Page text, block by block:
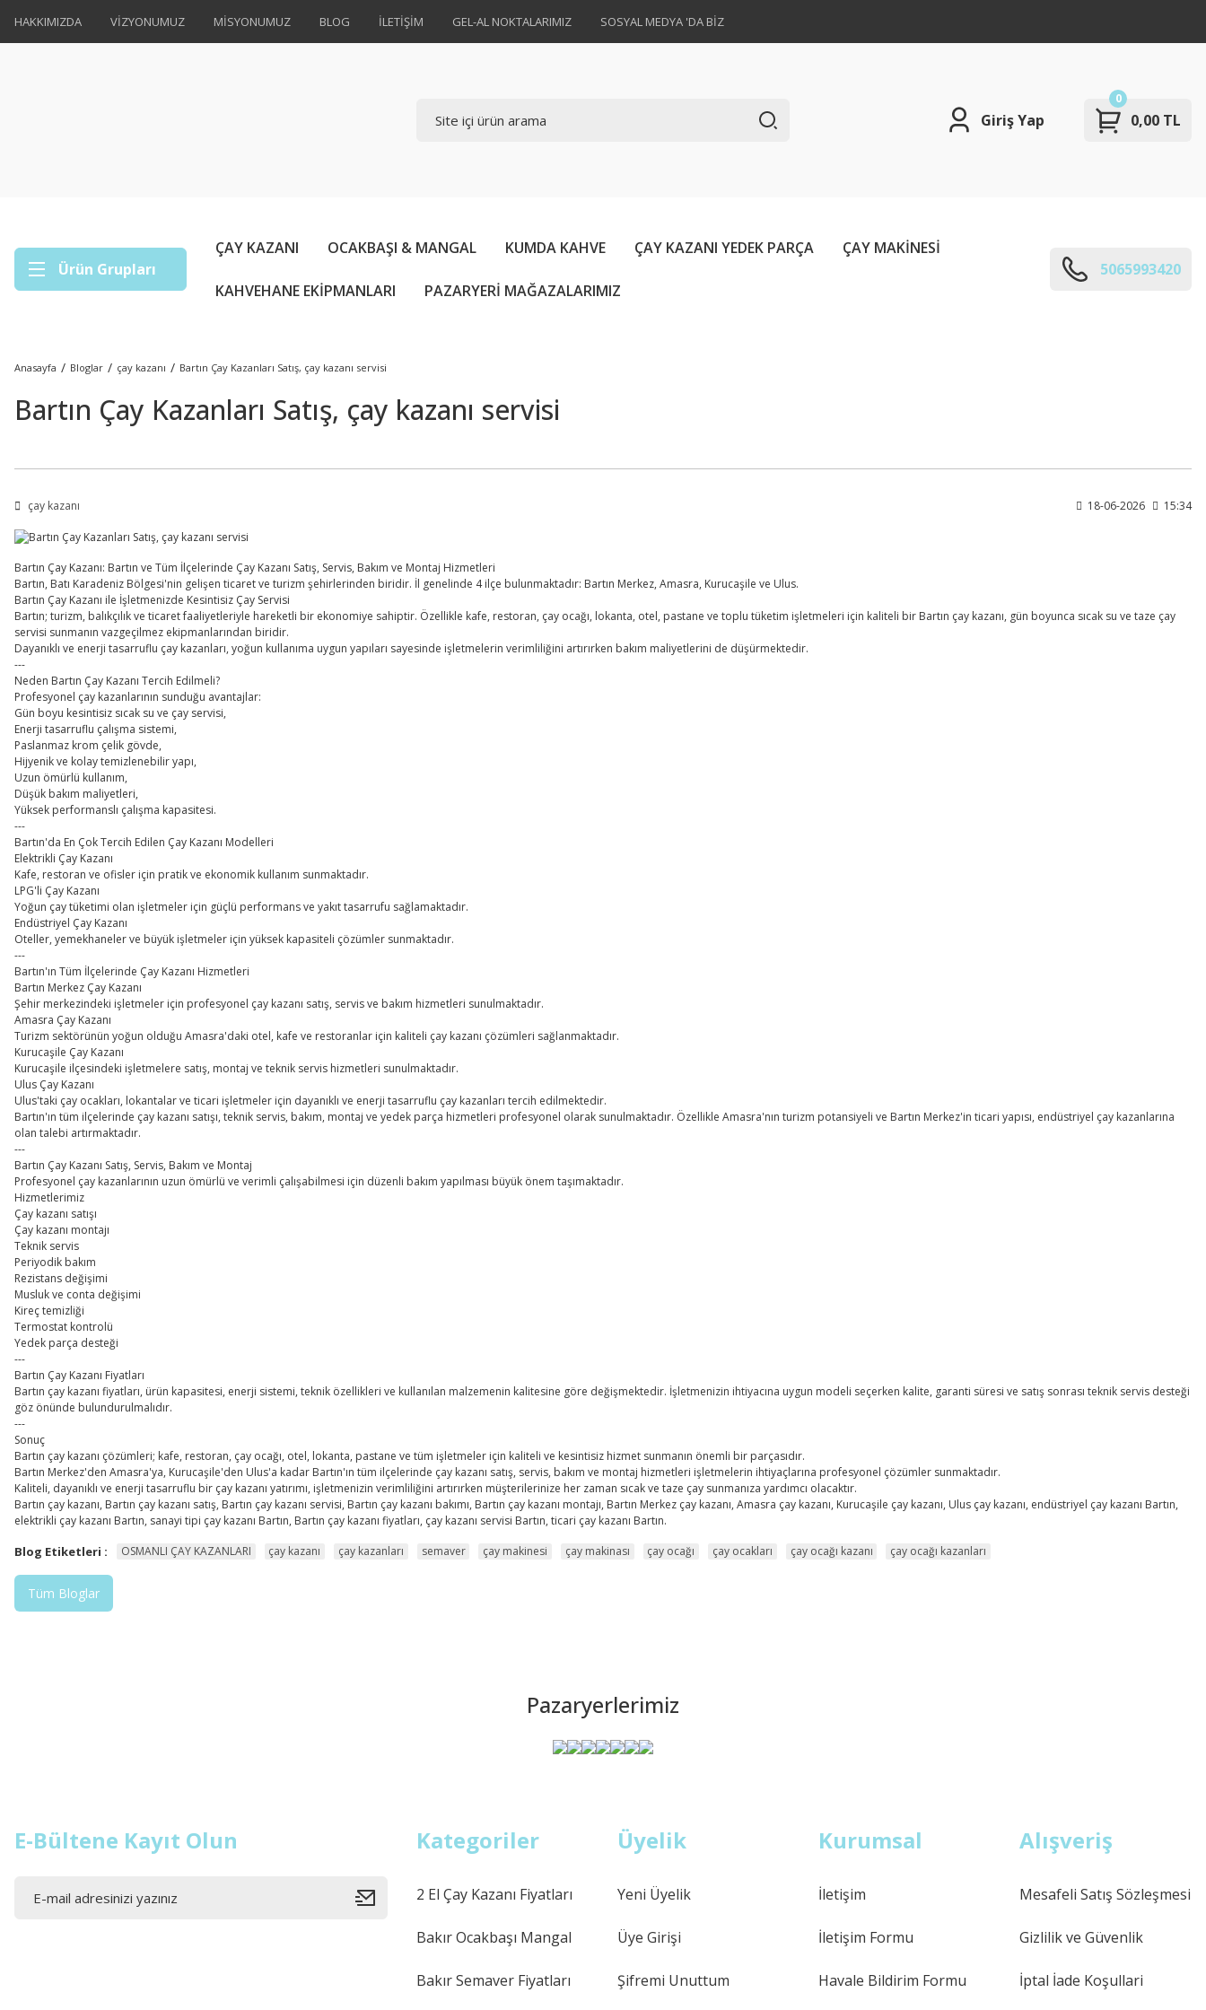
HAKKIMIZDA VİZYONUMUZ MİSYONUMUZ BLOG İLETİŞİM GEL-AL NOKTALARIMIZ SOSYAL MEDYA 'DA BİZ
Giriş Yap 0,00 TL
0
Ürün Grupları
ÇAY KAZANI OCAKBAŞI & MANGAL KUMDA KAHVE ÇAY KAZANI YEDEK PARÇA ÇAY MAKİNESİ
KAHVEHANE EKİPMANLARI PAZARYERİ MAĞAZALARIMIZ
5065993420
Anasayfa Bloglar çay kazanı Bartın Çay Kazanları Satış, çay kazanı servisi
Bartın Çay Kazanları Satış, çay kazanı servisi
çay kazanı 18-06-2026 15:34
Bartın Çay Kazanı: Bartın ve Tüm İlçelerinde Çay Kazanı Satış, Servis, Bakım ve Montaj Hizmetleri
Bartın, Batı Karadeniz Bölgesi'nin gelişen ticaret ve turizm şehirlerinden biridir. İl genelinde 4 ilçe bulunmaktadır: Bartın Merkez, Amasra, Kurucaşile ve Ulus.
Bartın Çay Kazanı ile İşletmenizde Kesintisiz Çay Servisi
Bartın; turizm, balıkçılık ve ticaret faaliyetleriyle hareketli bir ekonomiye sahiptir. Özellikle kafe, restoran, çay ocağı, lokanta, otel, pastane ve toplu tüketim işletmeleri için kaliteli bir Bartın çay kazanı, gün boyunca sıcak su ve taze çay
servisi sunmanın vazgeçilmez ekipmanlarından biridir.
Dayanıklı ve enerji tasarruflu çay kazanları, yoğun kullanıma uygun yapıları sayesinde işletmelerin verimliliğini artırırken bakım maliyetlerini de düşürmektedir.
---
Neden Bartın Çay Kazanı Tercih Edilmeli?
Profesyonel çay kazanlarının sunduğu avantajlar:
Gün boyu kesintisiz sıcak su ve çay servisi,
Enerji tasarruflu çalışma sistemi,
Paslanmaz krom çelik gövde,
Hijyenik ve kolay temizlenebilir yapı,
Uzun ömürlü kullanım,
Düşük bakım maliyetleri,
Yüksek performanslı çalışma kapasitesi.
---
Bartın'da En Çok Tercih Edilen Çay Kazanı Modelleri
Elektrikli Çay Kazanı
Kafe, restoran ve ofisler için pratik ve ekonomik kullanım sunmaktadır.
LPG'li Çay Kazanı
Yoğun çay tüketimi olan işletmeler için güçlü performans ve yakıt tasarrufu sağlamaktadır.
Endüstriyel Çay Kazanı
Oteller, yemekhaneler ve büyük işletmeler için yüksek kapasiteli çözümler sunmaktadır.
---
Bartın'ın Tüm İlçelerinde Çay Kazanı Hizmetleri
Bartın Merkez Çay Kazanı
Şehir merkezindeki işletmeler için profesyonel çay kazanı satış, servis ve bakım hizmetleri sunulmaktadır.
Amasra Çay Kazanı
Turizm sektörünün yoğun olduğu Amasra'daki otel, kafe ve restoranlar için kaliteli çay kazanı çözümleri sağlanmaktadır.
Kurucaşile Çay Kazanı
Kurucaşile ilçesindeki işletmelere satış, montaj ve teknik servis hizmetleri sunulmaktadır.
Ulus Çay Kazanı
Ulus'taki çay ocakları, lokantalar ve ticari işletmeler için dayanıklı ve enerji tasarruflu çay kazanları tercih edilmektedir.
Bartın'ın tüm ilçelerinde çay kazanı satışı, teknik servis, bakım, montaj ve yedek parça hizmetleri profesyonel olarak sunulmaktadır. Özellikle Amasra'nın turizm potansiyeli ve Bartın Merkez'in ticari yapısı, endüstriyel çay kazanlarına
olan talebi artırmaktadır.
---
Bartın Çay Kazanı Satış, Servis, Bakım ve Montaj
Profesyonel çay kazanlarının uzun ömürlü ve verimli çalışabilmesi için düzenli bakım yapılması büyük önem taşımaktadır.
Hizmetlerimiz
Çay kazanı satışı
Çay kazanı montajı
Teknik servis
Periyodik bakım
Rezistans değişimi
Musluk ve conta değişimi
Kireç temizliği
Termostat kontrolü
Yedek parça desteği
---
Bartın Çay Kazanı Fiyatları
Bartın çay kazanı fiyatları, ürün kapasitesi, enerji sistemi, teknik özellikleri ve kullanılan malzemenin kalitesine göre değişmektedir. İşletmenizin ihtiyacına uygun modeli seçerken kalite, garanti süresi ve satış sonrası teknik servis desteği
göz önünde bulundurulmalıdır.
---
Sonuç
Bartın çay kazanı çözümleri; kafe, restoran, çay ocağı, otel, lokanta, pastane ve tüm işletmeler için kaliteli ve kesintisiz hizmet sunmanın önemli bir parçasıdır.
Bartın Merkez'den Amasra'ya, Kurucaşile'den Ulus'a kadar Bartın'ın tüm ilçelerinde çay kazanı satış, servis, bakım ve montaj hizmetleri işletmelerin ihtiyaçlarına profesyonel çözümler sunmaktadır.
Kaliteli, dayanıklı ve enerji tasarruflu bir çay kazanı yatırımı, işletmenizin verimliliğini artırırken müşterilerinize her zaman sıcak ve taze çay sunmanıza yardımcı olacaktır.
Bartın çay kazanı, Bartın çay kazanı satış, Bartın çay kazanı servisi, Bartın çay kazanı bakımı, Bartın çay kazanı montajı, Bartın Merkez çay kazanı, Amasra çay kazanı, Kurucaşile çay kazanı, Ulus çay kazanı, endüstriyel çay kazanı Bartın,
elektrikli çay kazanı Bartın, sanayi tipi çay kazanı Bartın, Bartın çay kazanı fiyatları, çay kazanı servisi Bartın, ticari çay kazanı Bartın.
Blog Etiketleri : OSMANLI ÇAY KAZANLARI çay kazanı çay kazanları semaver çay makinesi çay makinası çay ocağı çay ocakları çay ocağı kazanı çay ocağı kazanları
Tüm Bloglar
Pazaryerlerimiz
E-Bültene Kayıt Olun Kategoriler
2 El Çay Kazanı Fiyatları
Bakır Ocakbaşı Mangal
Bakır Semaver Fiyatları
Üyelik
Yeni Üyelik
Üye Girişi
Şifremi Unuttum
Kurumsal
İletişim
İletişim Formu
Havale Bildirim Formu
Alışveriş
Mesafeli Satış Sözleşmesi
Gizlilik ve Güvenlik
İptal İade Koşullari